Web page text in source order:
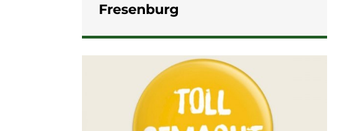
Fresenburg